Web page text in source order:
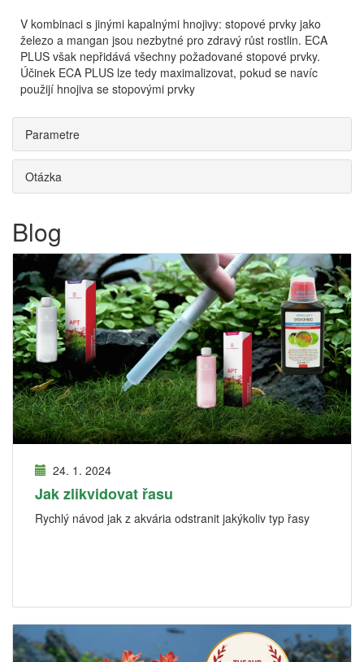
V kombinaci s jinými kapalnými hnojivy: stopové prvky jako
železo a mangan jsou nezbytné pro zdravý růst rostlin. ECA
PLUS však nepřidává všechny požadované stopové prvky.
Účinek ECA PLUS lze tedy maximalizovat, pokud se navíc
použijí hnojiva se stopovými prvky
Parametre
Otázka
Blog
24. 1. 2024
Jak zlikvidovat řasu
Rychlý návod jak z akvária odstranit jakýkoliv typ řasy